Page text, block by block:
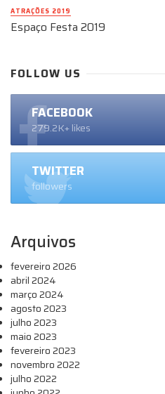
ATRAÇÕES 2019
Espaço Festa 2019
FOLLOW US
FACEBOOK
279.2K+ likes
TWITTER
followers
Arquivos
fevereiro 2026
abril 2024
março 2024
agosto 2023
julho 2023
maio 2023
fevereiro 2023
novembro 2022
julho 2022